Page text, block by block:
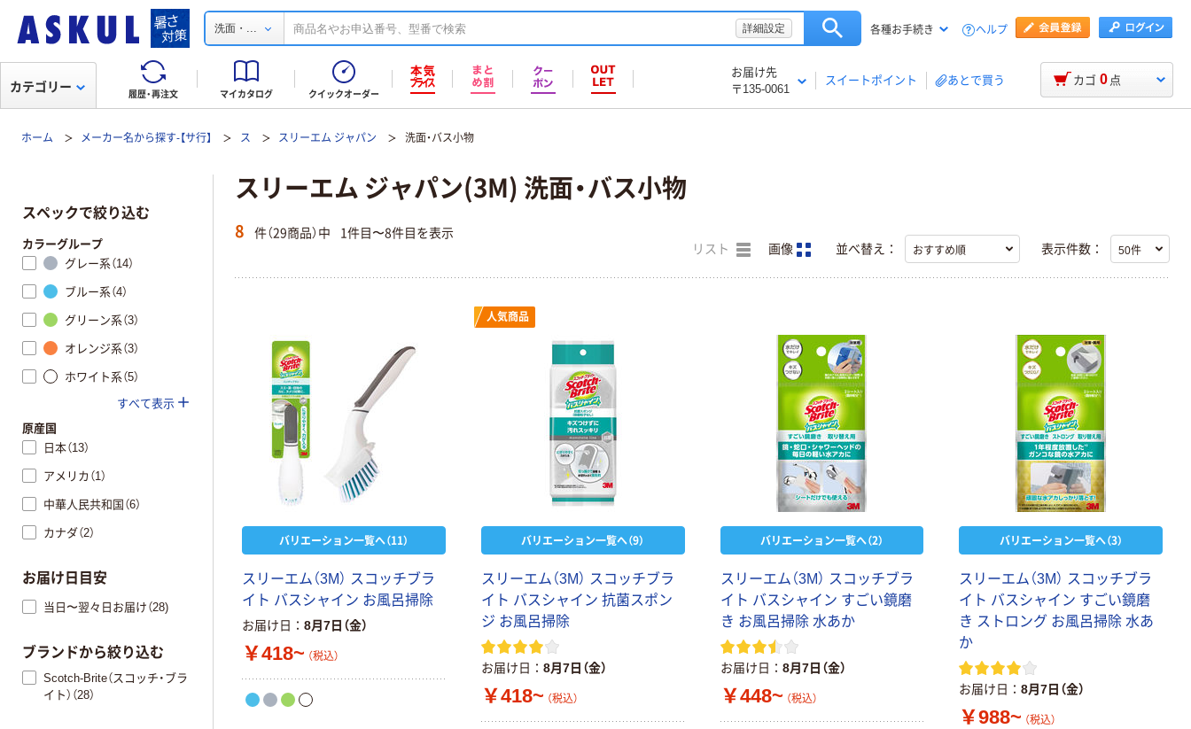
洗面・ ... 詳細設定 各種お手続き ヘルプ
履歴・再注文 マイカタログ クイックオーダー
お届け先
〒135-0061
スイートポイント あとで買う
カテゴリー カゴ 0 点
ホーム メーカー名から探す-【サ行】 ス スリーエム ジャパン 洗面・バス小物
スリーエム ジャパン(3M) 洗面・バス小物
8 件（29商品）中 1件目〜8件目を表示
リスト 画像 並べ替え： 表示件数：
バリエーション一覧へ（11）
スリーエム（3M） スコッチブラ
イト バスシャイン お風呂掃除
お届け日 8月7日（金）
￥418~ （税込）
人気商品
バリエーション一覧へ（9）
スリーエム（3M） スコッチブラ
イト バスシャイン 抗菌スポン
ジ お風呂掃除
お届け日 8月7日（金）
￥418~ （税込）
バリエーション一覧へ（2）
スリーエム（3M） スコッチブラ
イト バスシャイン すごい鏡磨
き お風呂掃除 水あか
お届け日 8月7日（金）
￥448~ （税込）
バリエーション一覧へ（3）
スリーエム（3M） スコッチブラ
イト バスシャイン すごい鏡磨
き ストロング お風呂掃除 水あ
か
お届け日 8月7日（金）
￥988~ （税込）
スペックで絞り込む
カラーグループ
グレー系（14）
ブルー系（4）
グリーン系（3）
オレンジ系（3）
ホワイト系（5）
すべて表示
原産国
日本（13）
アメリカ（1）
中華人民共和国（6）
カナダ（2）
お届け日目安
当日〜翌々日お届け（28)
ブランドから絞り込む
Scotch-Brite（スコッチ・ブラ
イト）（28）